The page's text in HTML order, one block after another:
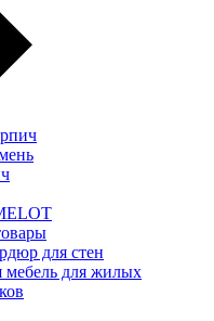
для стен
мебель для жилых